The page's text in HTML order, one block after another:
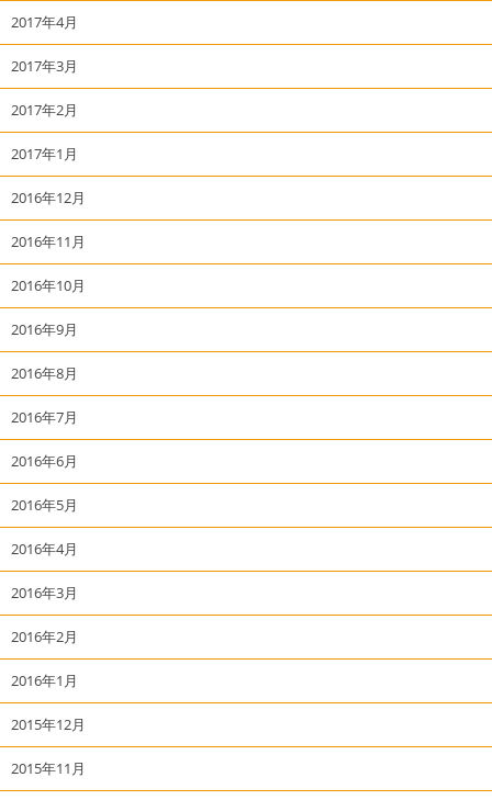
2017年4月
2017年3月
2017年2月
2017年1月
2016年12月
2016年11月
2016年10月
2016年9月
2016年8月
2016年7月
2016年6月
2016年5月
2016年4月
2016年3月
2016年2月
2016年1月
2015年12月
2015年11月